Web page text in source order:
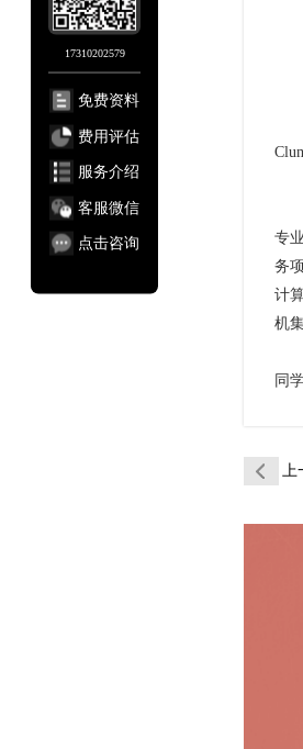
营
工
在
高
棘
约
专
务
计
机
以
同
上
17310202579
免费资料
费用评估
服务介绍
客服微信
点击咨询